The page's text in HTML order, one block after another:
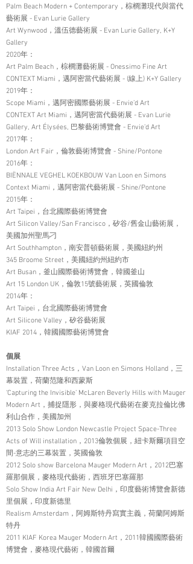
Palm Beach Modern + Contemporary，棕櫚灘現代與當代
藝術展 - Evan Lurie Gallery
Art Wynwood，溫伍德藝術展 - Evan Lurie Gallery, K+Y
Gallery
2020年：
Art Palm Beach，棕櫚灘藝術展 - Onessimo Fine Art
CONTEXT Miami，邁阿密當代藝術展 - (線上) K+Y Gallery
2019年：
Scope Miami，邁阿密國際藝術展 - Envie’d Art
CONTEXT Art Miami，邁阿密當代藝術展 - Evan Lurie
Gallery, Art Élysées, 巴黎藝術博覽會 - Envie’d Art
2017年：
London Art Fair，倫敦藝術博覽會 - Shine/Pontone
2016年：
BIËNNALE VEGHEL KOEKBOUW Van Loon en Simons
Context Miami，邁阿密當代藝術展 - Shine/Pontone
2015年：
Art Taipei，台北國際藝術博覽會
Art Silicon Valley/San Francisco，矽谷/舊金山藝術展，
美國加州聖馬刁
Art Southhampton，南安普頓藝術展，美國紐約州
345 Broome Street，美國紐約州紐約市
Art Busan，釜山國際藝術博覽會，韓國釜山
Art 15 London UK，倫敦15號藝術展，英國倫敦
2014年：
Art Taipei，台北國際藝術博覽會
Art Silicone Valley，矽谷藝術展
KIAF 2014，韓國國際藝術博覽會
個展
Installation Three Acts，Van Loon en Simons Holland，三
幕裝置，荷蘭范隆和西蒙斯
‘Capturing the Invisible’ McLaren Beverly Hills with Mauger
Modern Art，捕捉隱形，與麥格現代藝術在麥克拉倫比佛
利山合作，美國加州
2013 Solo Show London Newcastle Project Space-Three
Acts of Will installation，2013倫敦個展，紐卡斯爾項目空
間-意志的三幕裝置，英國倫敦
2012 Solo show Barcelona Mauger Modern Art，2012巴塞
羅那個展，麥格現代藝術，西班牙巴塞羅那
Solo Show India Art Fair New Delhi，印度藝術博覽會新德
里個展，印度新德里
Realism Amsterdam，阿姆斯特丹寫實主義，荷蘭阿姆斯
特丹
2011 KIAF Korea Mauger Modern Art，2011韓國國際藝術
博覽會，麥格現代藝術，韓國首爾